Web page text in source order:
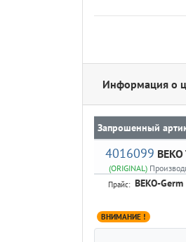
Информация о
Запрошенный
4016099
(ORIGINAL)
Прайс: BEKO-Germ
ВНИМАНИЕ !